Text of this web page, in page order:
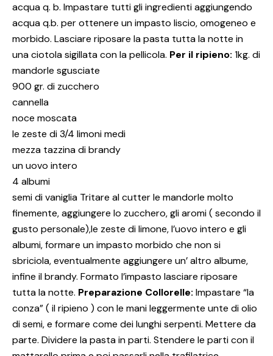
acqua q. b. Impastare tutti gli ingredienti aggiungendo
acqua q.b. per ottenere un impasto liscio, omogeneo e
morbido. Lasciare riposare la pasta tutta la notte in
una ciotola sigillata con la pellicola. Per il ripieno: 1kg. di
mandorle sgusciate
900 gr. di zucchero
cannella
noce moscata
le zeste di 3/4 limoni medi
mezza tazzina di brandy
un uovo intero
4 albumi
semi di vaniglia Tritare al cutter le mandorle molto
finemente, aggiungere lo zucchero, gli aromi ( secondo il
gusto personale),le zeste di limone, l’uovo intero e gli
albumi, formare un impasto morbido che non si
sbriciola, eventualmente aggiungere un’ altro albume,
infine il brandy. Formato l’impasto lasciare riposare
tutta la notte. Preparazione Collorelle: Impastare “la
conza” ( il ripieno ) con le mani leggermente unte di olio
di semi, e formare come dei lunghi serpenti. Mettere da
parte. Dividere la pasta in parti. Stendere le parti con il